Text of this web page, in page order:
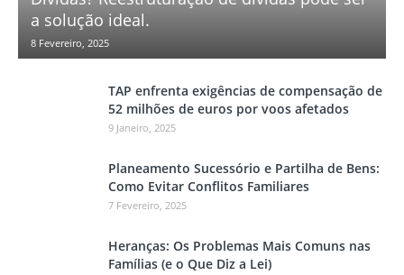
a solução ideal.
8 Fevereiro, 2025
TAP enfrenta exigências de compensação de
52 milhões de euros por voos afetados
9 Janeiro, 2025
Planeamento Sucessório e Partilha de Bens:
Como Evitar Conflitos Familiares
7 Fevereiro, 2025
Heranças: Os Problemas Mais Comuns nas
Famílias (e o Que Diz a Lei)